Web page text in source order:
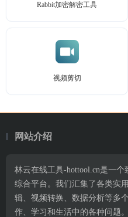
Rabbit加密解密工具
视频剪切
网站介绍
林云在线工具-hottool.cn是一
综合平台。我们汇集了各类实
辑、视频转换、数据分析等多
作、学习和生活中的各种问题